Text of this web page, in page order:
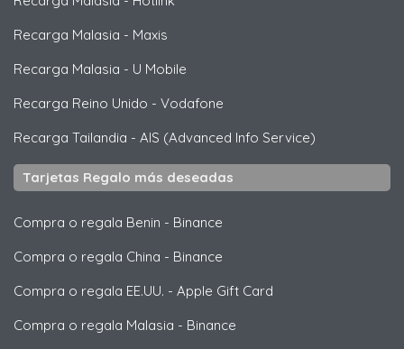
Recarga Malasia - Maxis
Recarga Malasia - U Mobile
Recarga Reino Unido - Vodafone
Recarga Tailandia - AIS (Advanced Info Service)
Tarjetas Regalo más deseadas
Compra o regala Benin - Binance
Compra o regala China - Binance
Compra o regala EE.UU. - Apple Gift Card
Compra o regala Malasia - Binance